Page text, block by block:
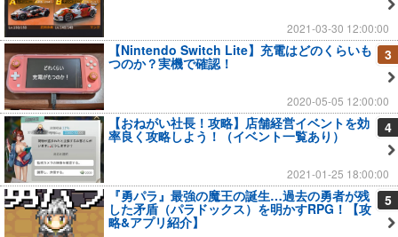
2021-03-30 12:00:00
3
【Nintendo Switch Lite】充電はどのくらいも
つのか？実機で確認！
2020-05-05 12:00:00
4
【おねがい社長！攻略】店舗経営イベントを効
率良く攻略しよう！（イベント一覧あり）
2021-01-25 18:00:00
5
『勇パラ』最強の魔王の誕生…過去の勇者が残
した矛盾（パラドックス）を明かすRPG！【攻
略&アプリ紹介】